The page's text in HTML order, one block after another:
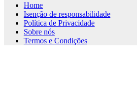
Home
Isenção de responsabilidade
Política de Privacidade
Sobre nós
Termos e Condições